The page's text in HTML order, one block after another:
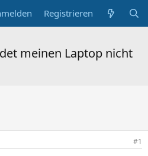
Registrieren
meinen Laptop nicht
#1